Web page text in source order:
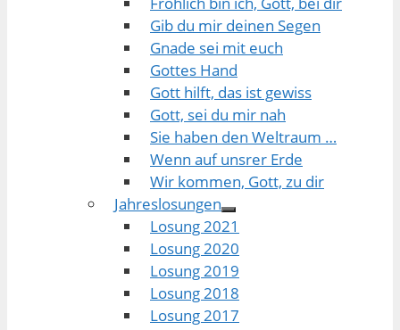
Gib du mir deinen Segen
Gnade sei mit euch
Gottes Hand
Gott hilft, das ist gewiss
Gott, sei du mir nah
Sie haben den Weltraum …
Wenn auf unsrer Erde
Wir kommen, Gott, zu dir
Jahreslosungen
Losung 2021
Losung 2020
Losung 2019
Losung 2018
Losung 2017